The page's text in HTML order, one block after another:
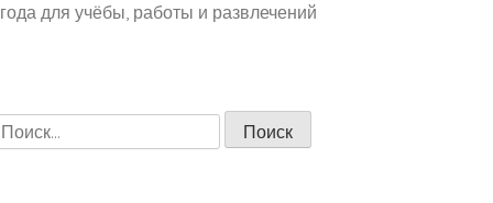
года для учёбы, работы и развлечений
Найти: